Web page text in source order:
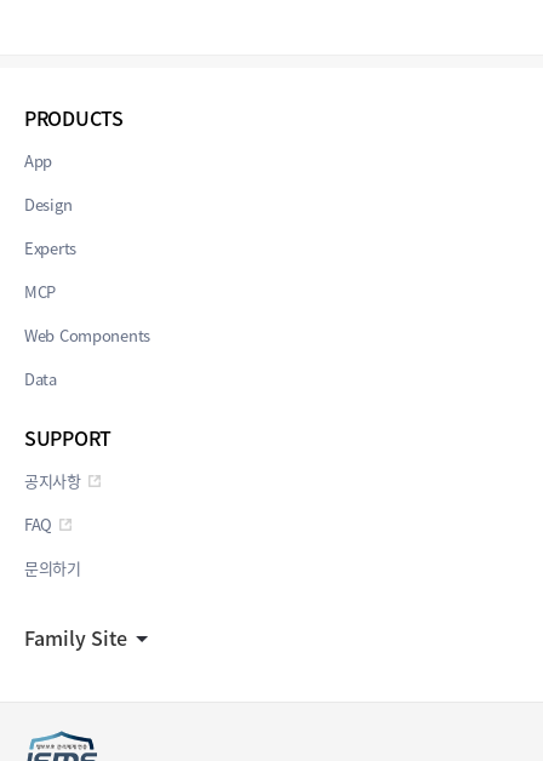
Family Site
PRODUCTS
App
Design
Experts
MCP
Web Components
Data
SUPPORT
공지사항
FAQ
문의하기